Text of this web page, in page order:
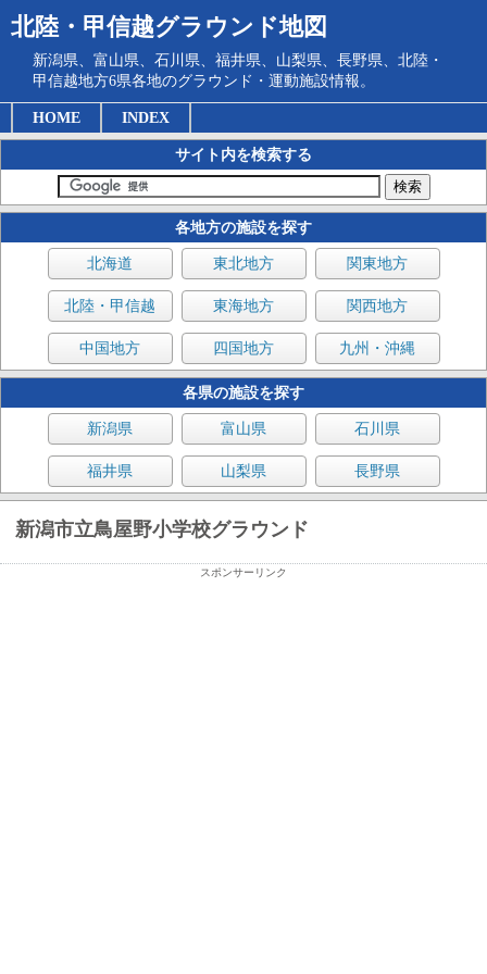
北陸・甲信越グラウンド地図
新潟県、富山県、石川県、福井県、山梨県、長野県、北陸・
甲信越地方6県各地のグラウンド・運動施設情報。
HOME INDEX
サイト内を検索する
各地方の施設を探す
北海道 東北地方 関東地方
北陸・甲信越 東海地方 関西地方
中国地方 四国地方 九州・沖縄
各県の施設を探す
新潟県 富山県 石川県
福井県 山梨県 長野県
新潟市立鳥屋野小学校グラウンド
スポンサーリンク